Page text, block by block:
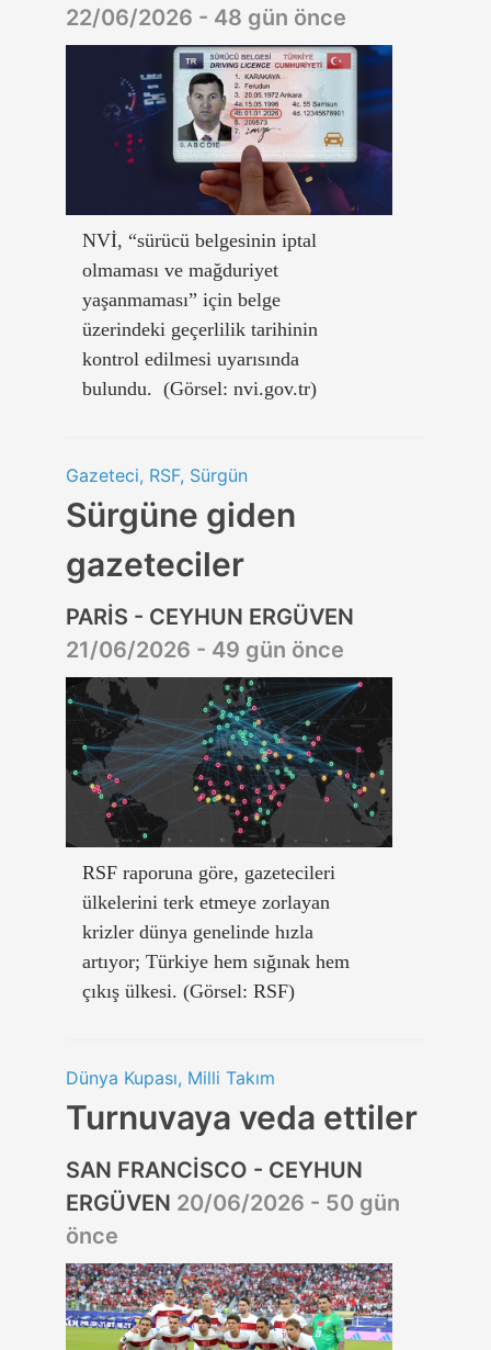
22/06/2026 - 48 gün önce
NVİ, “sürücü belgesinin iptal
olmaması ve mağduriyet
yaşanmaması” için belge
üzerindeki geçerlilik tarihinin
kontrol edilmesi uyarısında
bulundu. (Görsel: nvi.gov.tr)
Gazeteci, RSF, Sürgün
Sürgüne giden
gazeteciler
PARİS - CEYHUN ERGÜVEN
21/06/2026 - 49 gün önce
RSF raporuna göre, gazetecileri
ülkelerini terk etmeye zorlayan
krizler dünya genelinde hızla
artıyor; Türkiye hem sığınak hem
çıkış ülkesi. (Görsel: RSF)
Dünya Kupası, Milli Takım
Turnuvaya veda ettiler
SAN FRANCİSCO - CEYHUN
ERGÜVEN 20/06/2026 - 50 gün
önce